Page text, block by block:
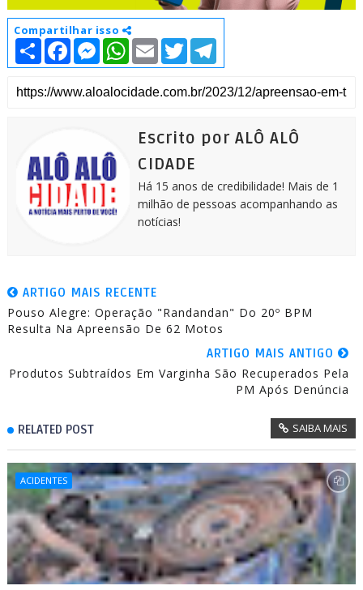
Compartilhar isso
S
h
a
e
F
c
b
M
e
s
e
W
h
a
t
s
E
m
a
l
T
i
t
t
T
l
e
g
m
Escrito por ALÔ ALÔ
CIDADE
Há 15 anos de credibilidade! Mais de 1
milhão de pessoas acompanhando as
notícias!
ARTIGO MAIS RECENTE
Pouso Alegre: Operação "Randandan" Do 20º BPM
Resulta Na Apreensão De 62 Motos
ARTIGO MAIS ANTIGO
Produtos Subtraídos Em Varginha São Recuperados Pela
PM Após Denúncia
RELATED POST SAIBA MAIS
ACIDENTES